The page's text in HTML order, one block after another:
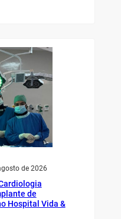
de 2026
de
Hospital Vida &